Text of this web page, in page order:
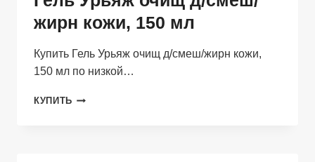
жирн кожи, 150 мл
Купить Гель Урьяж очищ д/смеш/жирн кожи,
150 мл по низкой…
КУПИТЬ ГЕЛЬ